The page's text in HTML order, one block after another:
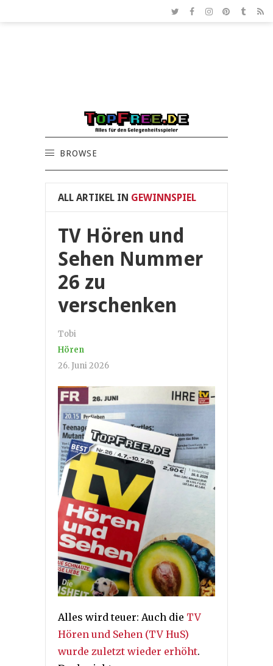
BROWSE
ALL ARTIKEL IN GEWINNSPIEL
TV Hören und
Sehen Nummer
26 zu
verschenken
Tobi
Hören
26. Juni 2026
Alles wird teuer: Auch die TV
Hören und Sehen (TV HuS)
wurde zuletzt wieder erhöht.